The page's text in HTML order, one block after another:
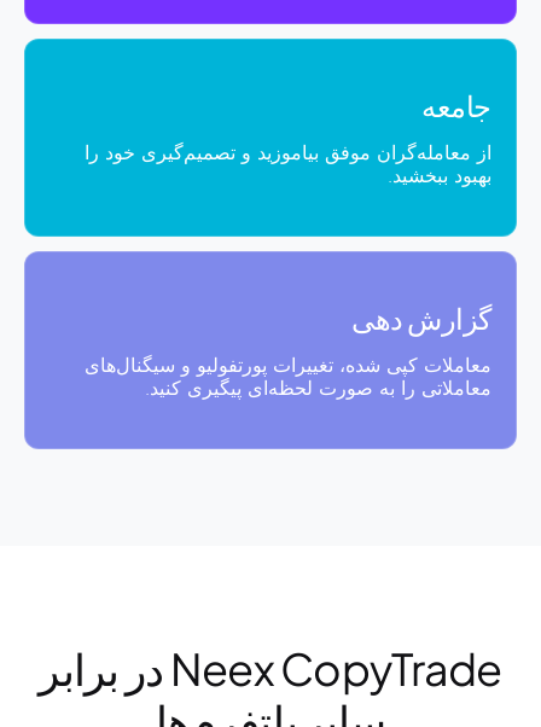
جامعه
از معامله‌گران موفق بیاموزید و تصمیم‌گیری خود را
بهبود ببخشید.
گزارش دهی
معاملات کپی شده، تغییرات پورتفولیو و سیگنال‌های
معاملاتی را به صورت لحظه‌ای پیگیری کنید.
Neex CopyTrade در برابر